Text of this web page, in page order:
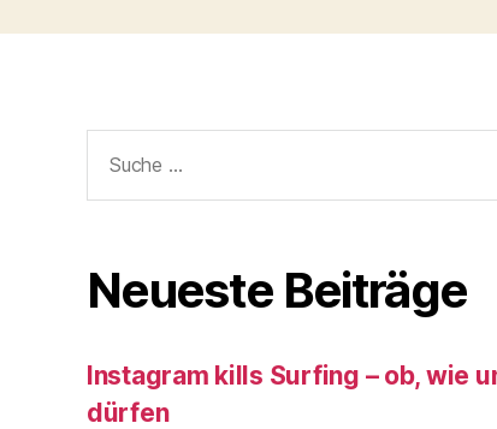
nach:
Neueste Beiträge
Instagram kills Surfing – ob, wie
dürfen